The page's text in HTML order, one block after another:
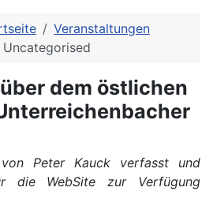
Veranstaltungen
Uncategorised
dem östlichen
Peter Kauck verfasst und
die WebSite zur Verfügung